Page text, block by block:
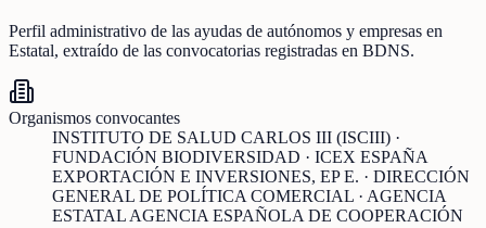
Perfil administrativo de las ayudas de autónomos y empresas en
Estatal, extraído de las convocatorias registradas en BDNS.
Organismos convocantes
INSTITUTO DE SALUD CARLOS III (ISCIII) ·
FUNDACIÓN BIODIVERSIDAD · ICEX ESPAÑA
EXPORTACIÓN E INVERSIONES, EP E. · DIRECCIÓN
GENERAL DE POLÍTICA COMERCIAL · AGENCIA
ESTATAL AGENCIA ESPAÑOLA DE COOPERACIÓN